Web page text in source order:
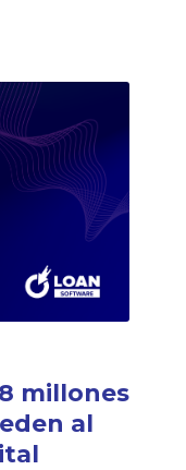
vigente.
millones
al